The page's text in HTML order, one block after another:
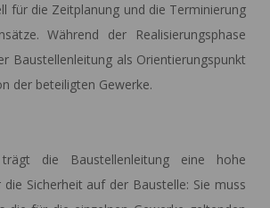
für die Zeitplanung und die Terminierung
Während der Realisierungsphase
Baustellenleitung als Orientierungspunkt
der beteiligten Gewerke.
die Baustellenleitung eine hohe
Sicherheit auf der Baustelle: Sie muss